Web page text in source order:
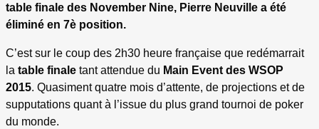
table finale des November Nine, Pierre Neuville a été
éliminé en 7è position.
C’est sur le coup des 2h30 heure française que redémarrait
la table finale tant attendue du Main Event des WSOP
2015. Quasiment quatre mois d’attente, de projections et de
supputations quant à l’issue du plus grand tournoi de poker
du monde.